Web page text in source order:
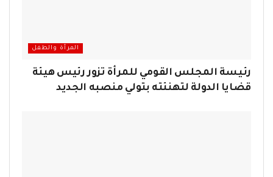
المرأة والطفل
رئيسة المجلس القومي للمرأة تزور رئيس هيئة
قضايا الدولة لتهنئته بتولي منصبه الجديد